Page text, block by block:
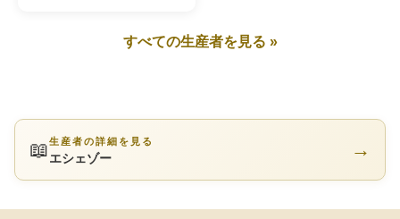
すべての生産者を見る »
📖生産者の詳細を見る
エシェゾー →